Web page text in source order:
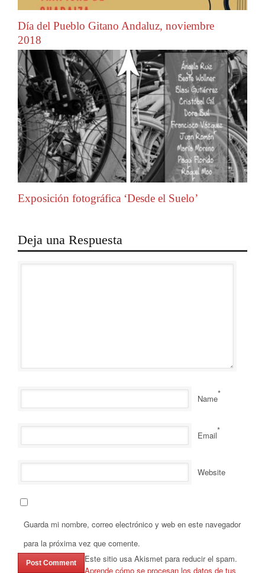
Día del Pueblo Gitano Andaluz, noviembre
2018
Exposición fotográfica ‘Desde el Suelo’
Deja una Respuesta
Name*
Email*
Website
Guarda mi nombre, correo electrónico y web en este navegador
para la próxima vez que comente.
Este sitio usa Akismet para reducir el spam.
Aprende cómo se procesan los datos de tus